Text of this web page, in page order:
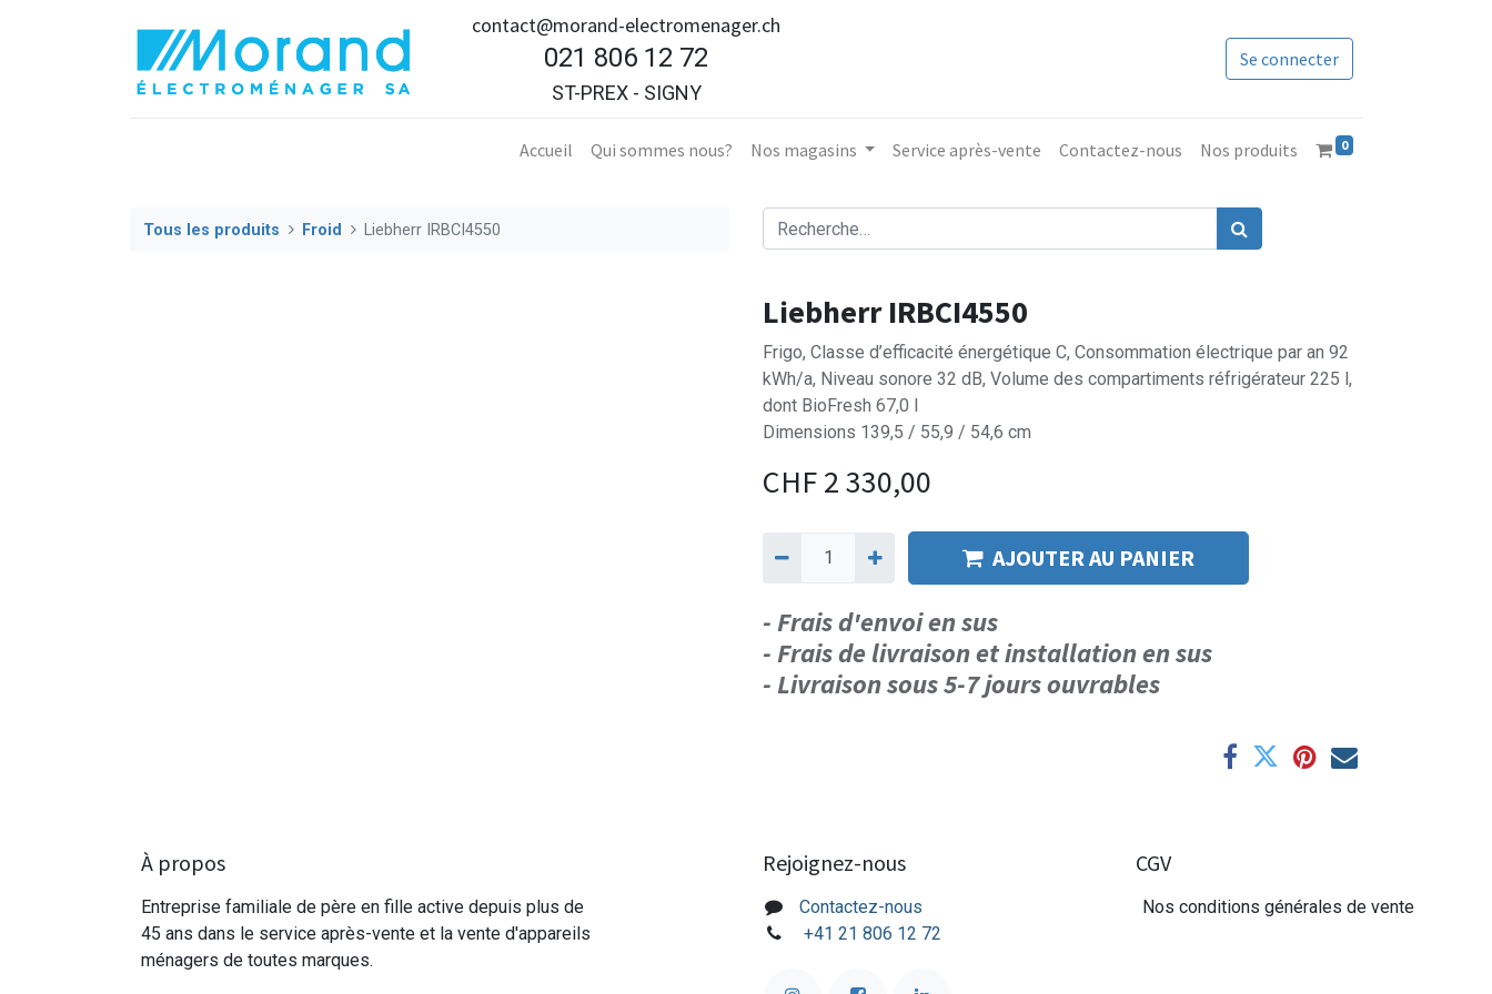
contact@morand-electromenager.ch
021 806 12 72
ST-PREX - SIGNY
Se connecter
Accueil​ Qui sommes nous? Nos magasins Service après-vente Contactez-nous Nos produits 0
Tous les produits Froid Liebherr IRBCI4550
Liebherr IRBCI4550
Frigo, Classe d’efficacité énergétique C, Consommation électrique par an 92
kWh/a, Niveau sonore 32 dB, Volume des compartiments réfrigérateur 225 l,
dont BioFresh 67,0 l
Dimensions 139,5 / 55,9 / 54,6 cm
CHF2 330,00
AJOUTER AU PANIER
- Frais d'envoi en sus
- Frais de livraison et installation en sus
- Livraison sous 5-7 jours ouvrables
À propos
Entreprise familiale de père en fille active depuis plus de
45 ans dans le service après-vente et la vente d'appareils
ménagers de toutes marques.
Rejoignez-nous
Contactez-nous
+41 21 806 12 72
CGV
Nos conditions générales de vente